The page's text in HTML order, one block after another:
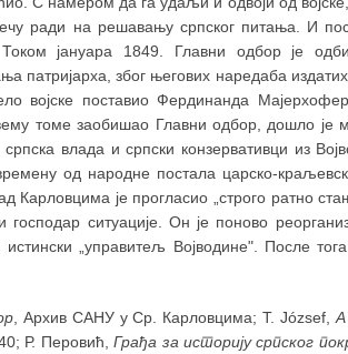
ради на решавању српског питања. И
јануара 1849. Главни одбор је
патријарха, због његових наредаба
војске поставио Фердинанда
томе заобишао Главни одбор, дошло је
влада и српски конзервативци из
од народне постала царско-
Карловцима је прогласио „строго ратно
господар ситуације. Он је поново
„управитељ Војводине". После
, Архив САНУ у Ср. Карловцима; T. József,
Р. Перовић,Грађа за историју српског